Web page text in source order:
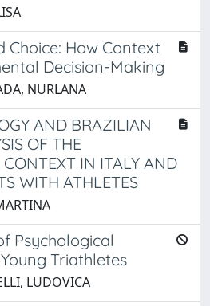
Choice: How Context
Decision-Making
NURLANA
AND BRAZILIAN
OF THE
CONTEXT IN ITALY AND
WITH ATHLETES
Psychological
Triathletes
LUDOVICA